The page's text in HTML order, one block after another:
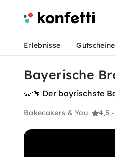
Erlebnisse Gutscheine
Bayerische
🥨🍻 Der bayrischste
Bakecakers & You 4,5